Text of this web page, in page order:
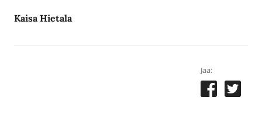
Kaisa Hietala
Jaa: